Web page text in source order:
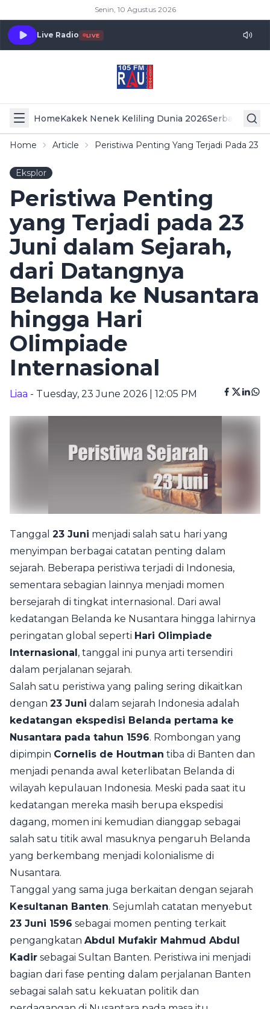
Senin, 10 Agustus 2026
Live Radio LIVE
HomeKakek Nenek Keliling Dunia 2026Serba Serbi
Home Article Peristiwa Penting Yang Terjadi Pada 23
Eksplor
Peristiwa Penting
yang Terjadi pada 23
Juni dalam Sejarah,
dari Datangnya
Belanda ke Nusantara
hingga Hari
Olimpiade
Internasional
Liaa - Tuesday, 23 June 2026 | 12:05 PM
Tanggal 23 Juni menjadi salah satu hari yang
menyimpan berbagai catatan penting dalam
sejarah. Beberapa peristiwa terjadi di Indonesia,
sementara sebagian lainnya menjadi momen
bersejarah di tingkat internasional. Dari awal
kedatangan Belanda ke Nusantara hingga lahirnya
peringatan global seperti Hari Olimpiade
Internasional, tanggal ini punya arti tersendiri
dalam perjalanan sejarah.
Salah satu peristiwa yang paling sering dikaitkan
dengan 23 Juni dalam sejarah Indonesia adalah
kedatangan ekspedisi Belanda pertama ke
Nusantara pada tahun 1596. Rombongan yang
dipimpin Cornelis de Houtman tiba di Banten dan
menjadi penanda awal keterlibatan Belanda di
wilayah kepulauan Indonesia. Meski pada saat itu
kedatangan mereka masih berupa ekspedisi
dagang, momen ini kemudian dianggap sebagai
salah satu titik awal masuknya pengaruh Belanda
yang berkembang menjadi kolonialisme di
Nusantara.
Tanggal yang sama juga berkaitan dengan sejarah
Kesultanan Banten. Sejumlah catatan menyebut
23 Juni 1596 sebagai momen penting terkait
pengangkatan Abdul Mufakir Mahmud Abdul
Kadir sebagai Sultan Banten. Peristiwa ini menjadi
bagian dari fase penting dalam perjalanan Banten
sebagai salah satu kekuatan politik dan